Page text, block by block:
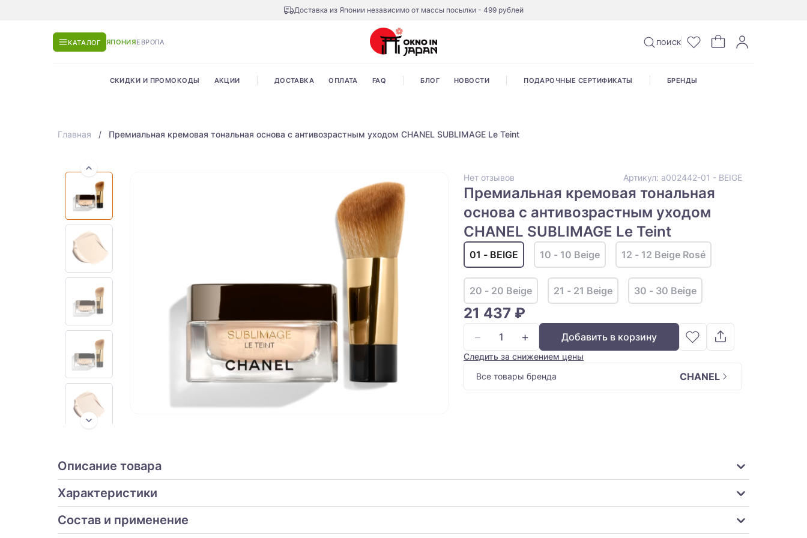
Доставка из Японии независимо от массы посылки - 499 рублей
КАТАЛОГ ЯПОНИЯЕВРОПА ПОИСК
СКИДКИ И ПРОМОКОДЫ АКЦИИ ДОСТАВКА ОПЛАТА FAQ БЛОГ НОВОСТИ ПОДАРОЧНЫЕ СЕРТИФИКАТЫ БРЕНДЫ
Главная Премиальная кремовая тональная основа с антивозрастным уходом CHANEL SUBLIMAGE Le Teint
Нет отзывов Артикул: a002442-01 - BEIGE
Премиальная кремовая тональная
основа с антивозрастным уходом
CHANEL SUBLIMAGE Le Teint
01 - BEIGE 10 - 10 Beige 12 - 12 Beige Rosé
20 - 20 Beige 21 - 21 Beige 30 - 30 Beige
21 437 ₽
− + Добавить в корзину
Следить за снижением цены
Все товары бренда
CHANEL
Описание товара
Характеристики
Состав и применение